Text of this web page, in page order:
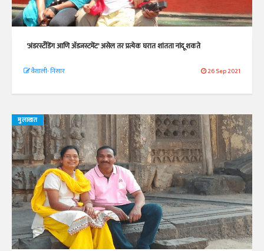
'अंडरस्टँडिंग आणि ॲडजस्टमेंट' असेल तर प्रत्येक घरात शांतता नांदू शकते
वैशाली- निसार 26 Sep 2021
मुलाखत